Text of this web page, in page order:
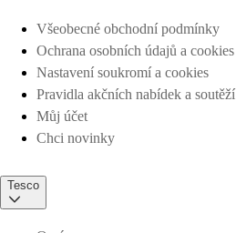
Všeobecné obchodní podmínky
Ochrana osobních údajů a cookies
Nastavení soukromí a cookies
Pravidla akčních nabídek a soutěží
Můj účet
Chci novinky
Tesco